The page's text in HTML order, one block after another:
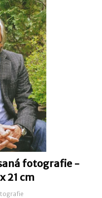
fotografie -
21 cm